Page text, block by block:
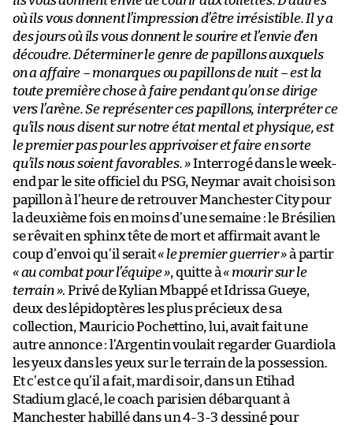
où ils vous donnent l’impression d’être irrésistible. Il y a
des jours où ils vous donnent le sourire et l’envie d’en
découdre. Déterminer le genre de papillons auxquels
on a affaire – monarques ou papillons de nuit – est la
toute première chose à faire pendant qu’on se dirige
vers l’arène. Se représenter ces papillons, interpréter ce
qu’ils nous disent sur notre état mental et physique, est
le premier pas pour les apprivoiser et faire en sorte
qu’ils nous soient favorables. »Interrogé dans le week-
end par le site officiel du PSG, Neymar avait choisi son
papillon à l’heure de retrouver Manchester City pour
la deuxième fois en moins d’une semaine : le Brésilien
se rêvait en sphinx tête de mort et affirmait avant le
coup d’envoi qu’il serait« le premier guerrier »à partir
« au combat pour l’équipe », quitte à« mourir sur le
terrain ». Privé de Kylian Mbappé et Idrissa Gueye,
deux des lépidoptères les plus précieux de sa
collection, Mauricio Pochettino, lui, avait fait une
autre annonce : l’Argentin voulait regarder Guardiola
les yeux dans les yeux sur le terrain de la possession.
Et c’est ce qu’il a fait, mardi soir, dans un Etihad
Stadium glacé, le coach parisien débarquant à
Manchester habillé dans un 4-3-3 dessiné pour